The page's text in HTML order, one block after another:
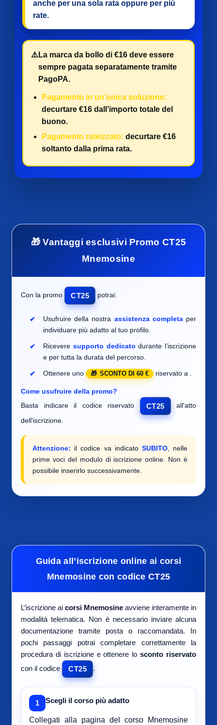
anche per una sola rata oppure per più
rate.
⚠️ La marca da bollo di €16 deve essere
sempre pagata separatamente tramite
PagoPA.
Pagamento in un’unica soluzione:
decurtare €16 dall’importo totale del
buono.
Pagamento rateizzato: decurtare €16
soltanto dalla prima rata.
🎁 Vantaggi esclusivi Promo CT25
Mnemosine
Con la promo CT25 potrai:
Usufruire della nostra assistenza completaper
individuare più adatto al tuo profilo.
Ricevere supporto dedicato durante l’iscrizione
e per tutta la durata del percorso.
Ottenere uno SCONTO DI 60 € riservato a
Come usufruire della promo?
Basta indicare il codice riservato
CT25
all'atto
dell'iscrizione.
Attenzione: il codice va indicato SUBITO, nelle
prime voci del modulo di iscrizione online. Non è
possibile inserirlo successivamente.
Guida all’iscrizione online ai corsi
Mnemosine con codice CT25
L’iscrizione ai corsi Mnemosine avviene interamente in
modalità telematica. Non è necessario inviare alcuna
documentazione tramite posta o raccomandata. In
pochi passaggi potrai completare correttamente la
procedura di iscrizione e ottenere losconto riservato
con il codice
CT25 .
1 Scegli il corso più adatto
Collegati alla pagina del corso Mnemosine